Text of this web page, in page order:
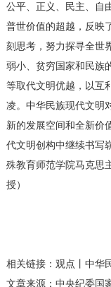
公平、正义、民主、自
普世价值的超越，反映
刻思考，努力探寻全世
弱小、贫穷国家和民族
等取代文明优越，以互
凌。中华民族现代文明
新的发展空间和全新价
代文明创构中继续书写
殊教育师范学院马克思
授）
相关链接： 观点丨中华
文章来源：中央纪委国